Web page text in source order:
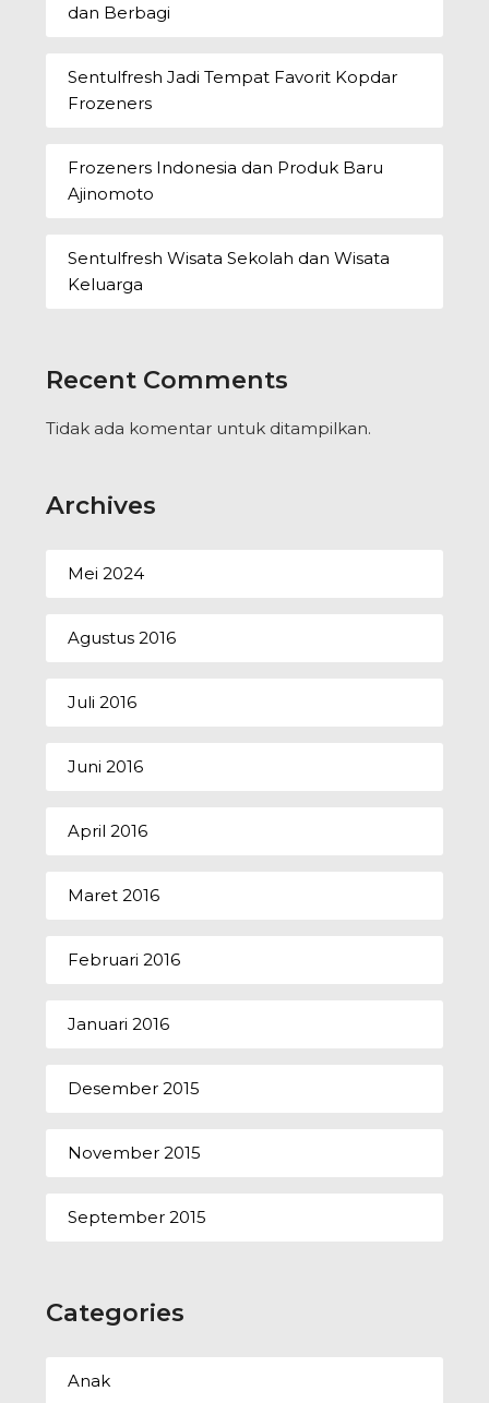
dan Berbagi
Sentulfresh Jadi Tempat Favorit Kopdar
Frozeners
Frozeners Indonesia dan Produk Baru
Ajinomoto
Sentulfresh Wisata Sekolah dan Wisata
Keluarga
Recent Comments
Tidak ada komentar untuk ditampilkan.
Archives
Mei 2024
Agustus 2016
Juli 2016
Juni 2016
April 2016
Maret 2016
Februari 2016
Januari 2016
Desember 2015
November 2015
September 2015
Categories
Anak